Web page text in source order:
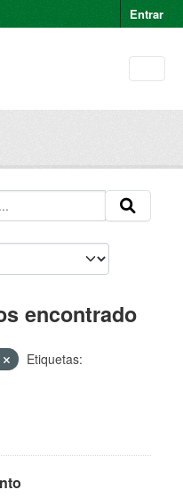
Entrar
encontrado
Etiquetas: